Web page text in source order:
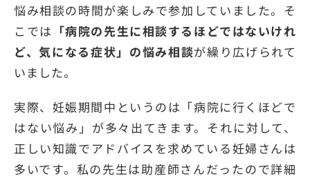
悩み相談の時間が楽しみで参加していました。そ
こでは 「病院の先生に相談するほどではないけれ
ど、気になる症状」の悩み相談が繰り広げられて
いました。
実際、妊娠期間中というのは「病院に行くほどで
はない悩み」が多々出てきます。それに対して、
正しい知識でアドバイスを求めている妊婦さんは
多いです。私の先生は助産師さんだったので詳細